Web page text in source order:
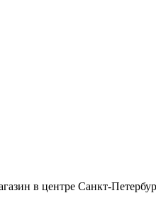
в центре Санкт-